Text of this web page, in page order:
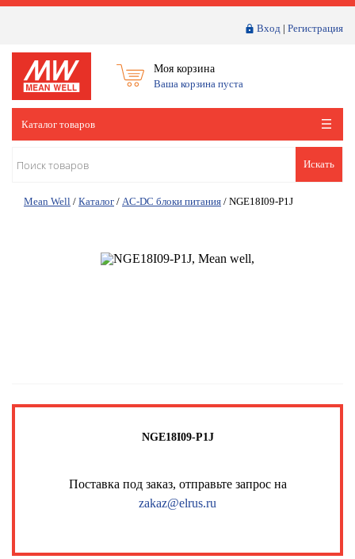
Вход | Регистрация
Моя корзина
Ваша корзина пуста
Каталог товаров
Искать
Mean Well / Каталог / AC-DC блоки питания / NGE18I09-P1J
NGE18I09-P1J
Поставка под заказ, отправьте запрос на
zakaz@elrus.ru